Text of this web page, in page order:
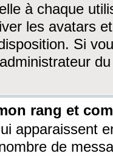
à chaque
les avatars
Si
rang et
apparaissent
de